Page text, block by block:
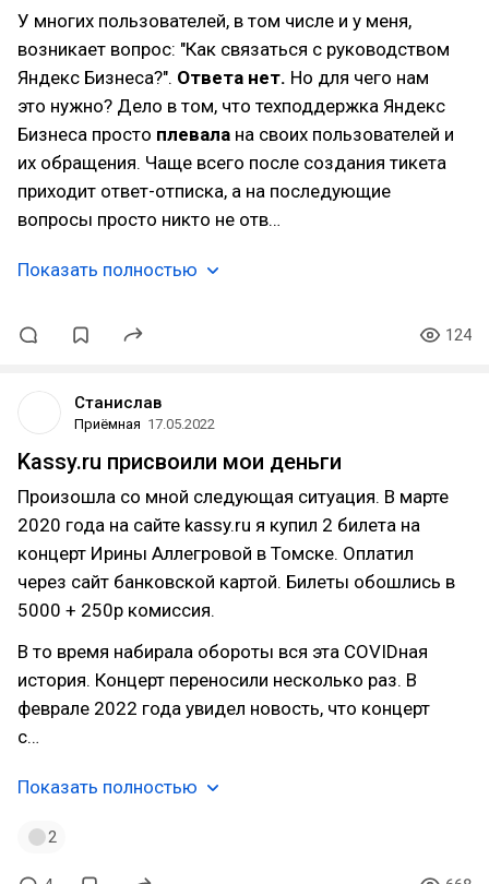
У многих пользователей, в том числе и у меня,
возникает вопрос: "Как связаться с руководством
Яндекс Бизнеса?". Ответа нет. Но для чего нам
это нужно? Дело в том, что техподдержка Яндекс
Бизнеса просто плевала на своих пользователей и
их обращения. Чаще всего после создания тикета
приходит ответ-отписка, а на последующие
вопросы просто никто не отв…
Показать полностью
124
Станислав
Приёмная 17.05.2022
Kassy.ru присвоили мои деньги
Произошла со мной следующая ситуация. В марте
2020 года на сайте kassy.ru я купил 2 билета на
концерт Ирины Аллегровой в Томске. Оплатил
через сайт банковской картой. Билеты обошлись в
5000 + 250р комиссия.
В то время набирала обороты вся эта COVIDная
история. Концерт переносили несколько раз. В
феврале 2022 года увидел новость, что концерт
с…
Показать полностью
2